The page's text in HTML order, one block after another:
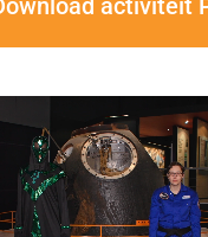
activiteit